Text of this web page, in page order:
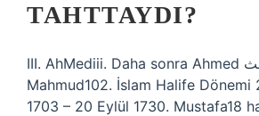
TAHTTAYDI?
III. AhMediii. Daha sonra Ahmed احمد ثالث.
Mahmud102. İslam Halife Dönemi
1703 – 20 Eylül 1730. Mustafa18